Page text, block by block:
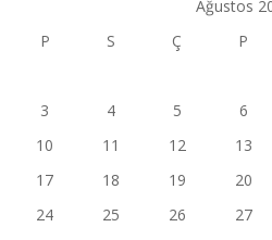
Ağustos
P
S Ç P
3
4 5 6
10
11 12 13
17
18 19 20
24
25 26 27